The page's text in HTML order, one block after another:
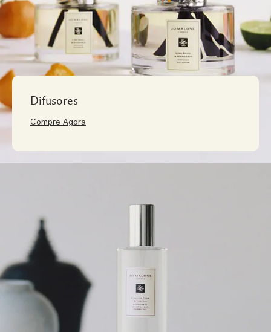
Difusores
Compre Agora